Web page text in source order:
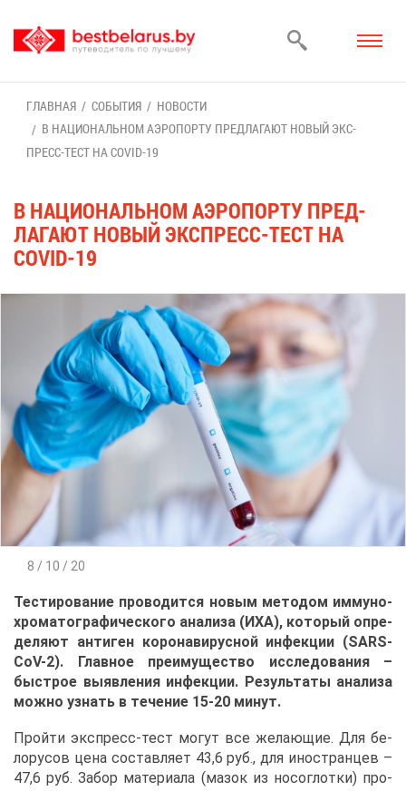
ГЛАВ­НАЯ СО­БЫ­ТИЯ
НО­ВО­СТИ
В НА­ЦИ­О­НАЛЬ­НОМ АЭРО­ПОР­ТУ ПРЕД­ЛА­ГА­ЮТ НО­ВЫЙ ЭКС­
ПРЕСС-ТЕСТ НА COVID-19
В НА­ЦИ­О­НАЛЬ­НОМ АЭРО­ПОР­ТУ ПРЕД­
ЛА­ГА­ЮТ НО­ВЫЙ ЭКС­ПРЕСС-ТЕСТ НА
COVID-19
8 / 10 / 20
Те­сти­ро­ва­ние про­во­дит­ся но­вым ме­то­дом им­му­но­
хро­ма­то­гра­фи­че­ско­го ана­ли­за (ИХА), ко­то­рый опре­
де­ля­ют ан­ти­ген ко­ро­на­ви­рус­ной ин­фек­ции (SARS-
CoV-2). Глав­ное пре­иму­ще­ство ис­сле­до­ва­ния –
быст­рое вы­яв­ле­ния ин­фек­ции. Ре­зуль­та­ты ана­ли­за
мож­но узнать в те­че­ние 15-20 ми­нут.
Прой­ти экс­пресс-тест мо­гут все же­ла­ю­щие. Для бе­
ло­ру­сов це­на со­став­ля­ет 43,6 руб., для ино­стран­цев –
47,6 руб. За­бор ма­те­ри­а­ла (ма­зок из но­со­глот­ки) про­